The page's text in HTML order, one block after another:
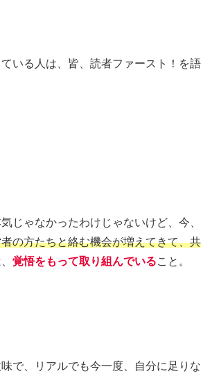
いる人は、皆、読者ファースト！を語
じゃなかったわけじゃないけど、今、
の方たちと絡む機会が増えてきて、共
覚悟をもって取り組んでいること。
で、リアルでも今一度、自分に足りな